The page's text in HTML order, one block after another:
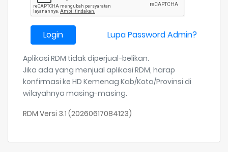
Login Lupa Password Admin?
Aplikasi RDM tidak diperjual-belikan.
Jika ada yang menjual aplikasi RDM, harap
konfirmasi ke HD Kemenag Kab/Kota/Provinsi di
wilayahnya masing-masing.
RDM Versi 3.1 (20260617084123)